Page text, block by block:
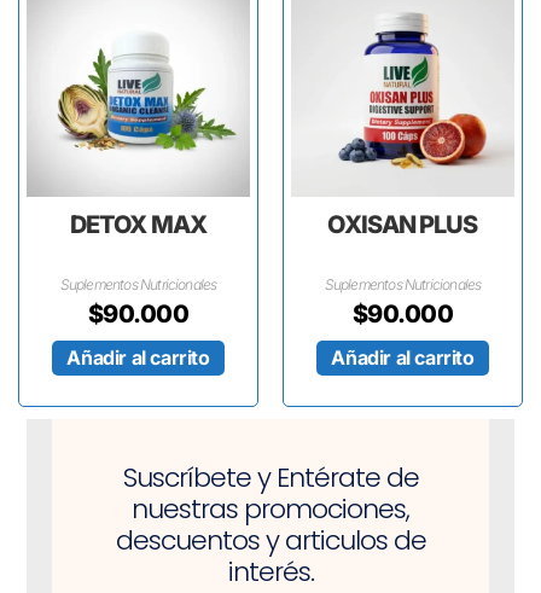
DETOX MAX
Suplementos Nutricionales
$90.000
Añadir al carrito
OXISAN PLUS
Suplementos Nutricionales
$90.000
Añadir al carrito
Suscríbete y Entérate de
nuestras promociones,
descuentos y articulos de
interés.